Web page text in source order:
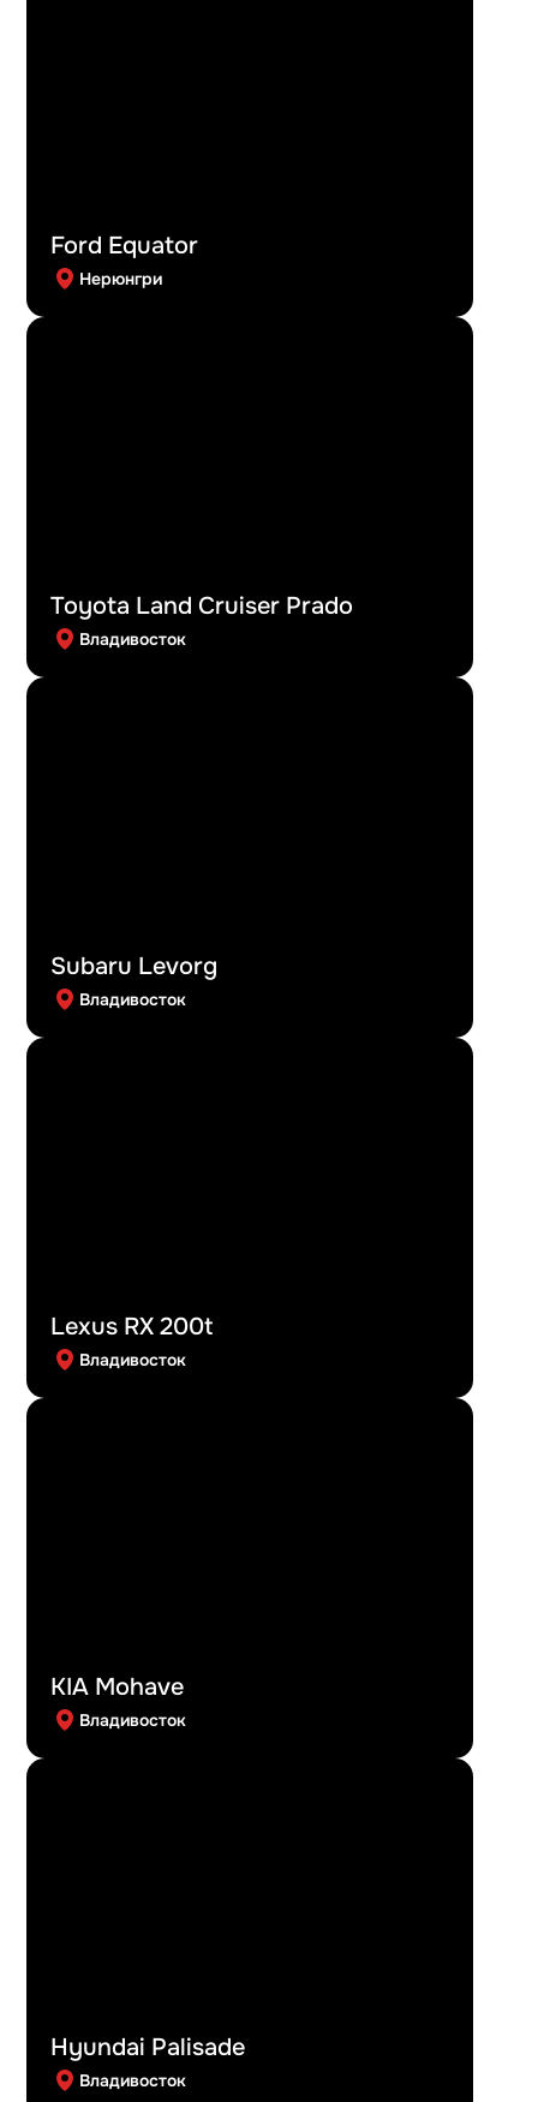
Ford Equator
Нерюнгри
Toyota Land Cruiser Prado
Владивосток
Subaru Levorg
Владивосток
Lexus RX 200t
Владивосток
KIA Mohave
Владивосток
Hyundai Palisade
Владивосток